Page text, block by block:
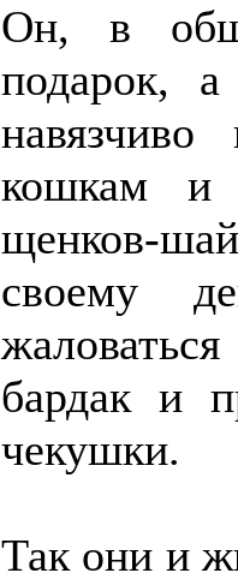
Он, в
подарок,
кошкам и
щенков-
своему
бардак и
чекушки.
Так они и